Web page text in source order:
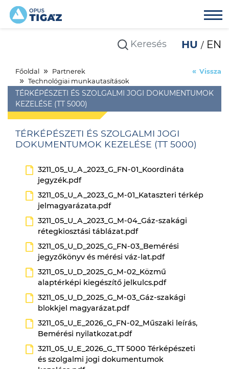
HU EN
Főoldal
Partnerek
Technológiai munkautasítások
TÉRKÉPÉSZETI ÉS SZOLGALMI JOGI DOKUMENTUMOK
KEZELÉSE (TT 5000)
Vissza
TÉRKÉPÉSZETI ÉS SZOLGALMI JOGI
DOKUMENTUMOK KEZELÉSE (TT 5000)
3211_05_U_A_2023_G_FN-01_Koordináta
jegyzék.pdf
3211_05_U_A_2023_G_M-01_Kataszteri térkép
jelmagyarázata.pdf
3211_05_U_A_2023_G_M-04_Gáz-szakági
rétegkiosztási táblázat.pdf
3211_05_U_D_2025_G_FN-03_Bemérési
jegyzőkönyv és mérési váz-lat.pdf
3211_05_U_D_2025_G_M-02_Közmű
alaptérképi kiegészítő jelkulcs.pdf
3211_05_U_D_2025_G_M-03_Gáz-szakági
blokkjel magyarázat.pdf
3211_05_U_E_2026_G_FN-02_Műszaki leírás,
Bemérési nyilatkozat.pdf
3211_05_U_E_2026_G_TT 5000 Térképészeti
és szolgalmi jogi dokumentumok